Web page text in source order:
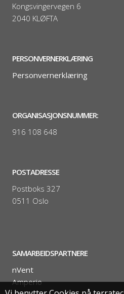
Kongsvingervegen 6
2040 KLØFTA
PERSONVERNERKLÆRING
Personvernerklæring
ORGANISASJONSNUMMER:
916 108 648
POSTADRESSE
Postboks 327
0511 Oslo
SAMARBEIDSPARTNERE
nVent
Amperio